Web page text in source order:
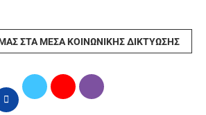
ΣΤΑ ΜΈΣΑ ΚΟΙΝΩΝΙΚΉΣ ΔΙΚΤΎΩΣΗΣ